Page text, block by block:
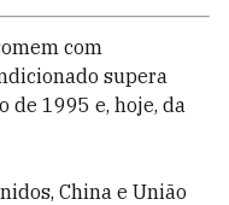
com
supera
de 1995 e, hoje, da
China e União